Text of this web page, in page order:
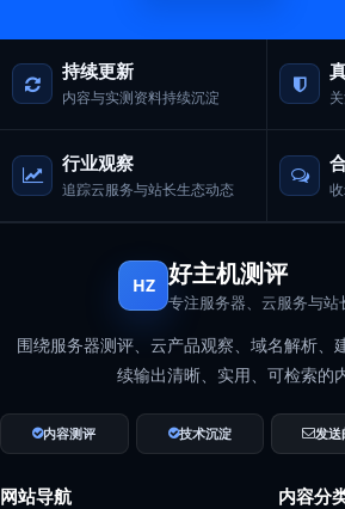
持续更新
内容与实测资料持续沉淀
行业观察
追踪云服务与站长生态动态
HZ 好主机测评
专注服务器、云服务与站
围绕服务器测评、云产品观察、域名解析、
续输出清晰、实用、可检索的
内容测评 技术沉淀 发送
网站导航 内容分